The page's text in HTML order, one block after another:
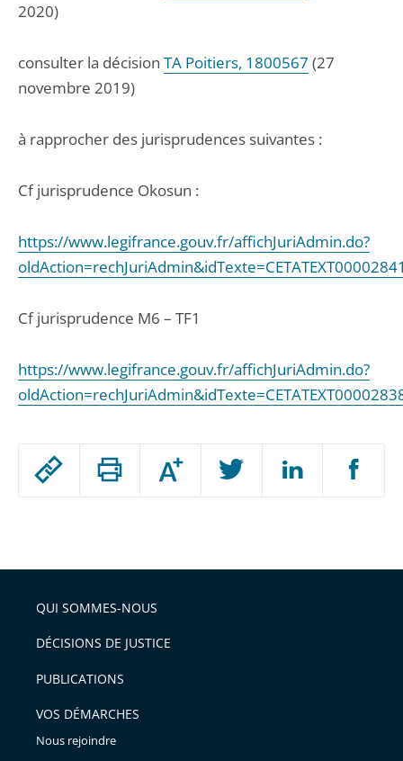
Passer
arriver
après
Augmenter
ou
l'article
pour
avant
2020)
consulter la décision TA Poitiers, 1800567 (27
novembre 2019)
à rapprocher des jurisprudences suivantes :
Cf jurisprudence Okosun :
https://www.legifrance.gouv.fr/affichJuriAdmin.do?
Cf jurisprudence M6 – TF1
https://www.legifrance.gouv.fr/affichJuriAdmin.do?
QUI SOMMES-NOUS
DÉCISIONS DE JUSTICE
PUBLICATIONS
VOS DÉMARCHES
Nous rejoindre